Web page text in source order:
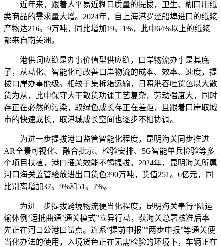
近年来，跟着人平易近糊口质量的提拔，卫生、糊口用纸
类商品的需求量大增。2024年，自上海港罗泾船埠进口的纸浆
产物达216。9万吨，同比增加19。1%，此中64%以上的纸浆
都来自南美洲。
港供词应链是办事价值型供应链，口岸物流办事是其底
子，从动化、智能化可改善口岸物流的成本、效率、速度，提
拔口岸办事能级。相较于集拆箱运输，日照港吞吐货色以大散
货为从，此中保守大干散货功课工艺复杂、劳动强度大，同时
存正在必然的污染，取绿色成长存正在差距，且跟着口岸取城
市的快速成长，取港城成长空间也逐步不相协调。
为进一步提拔港口监管智能化程度，昆明海关同步推进
AR全景可视化、融合批示、检验安排、5G智能单兵检验等多
个项目扶植，港口通关效能不竭提拔。2024年，昆明海关所属
河口海关监管验放进出口货色390万吨，货值251。6亿元，同
比别离增加37。9%和51。7%。
为进一步提拔跨境物流便当化程度，昆明海关奉行“陆运
输体例‘运抵曲通’通关模式”立异行动，获海关总署核准后率
先正在河口公港口试点。连系“提前申报”“两步申报”等通关便
当化办法的使用，入境货色正在无需检验的环境下，车辆正在